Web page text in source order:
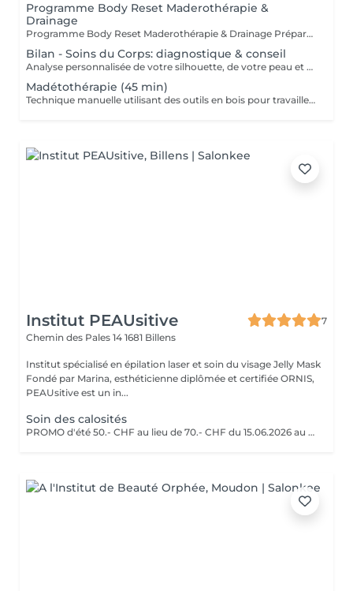
Programme Body Reset Maderothérapie &
Drainage
Programme Body Reset Maderothérapie & Drainage Préparez votre corps pour les beaux jours avec un programme complet de remodelage et de drainage comprend 3 zones. La première séance comprend une évaluation corporelle complète : analyse de la composition corporelle (masse grasse, masse osseuse, IMC, poids idéal), mesures en centimètres et évaluation du taux de carotène, afin de comprendre ce qui se passe à l'intérieur du corps. Parce que ce qui se passe à l'intérieur se reflète toujours à l'extérieur. Le programme inclut ensuite 10 séances de maderothérapie combinées au drainage lymphatique, réalisées 2 fois par semaine, pour stimuler la circulation, éliminer les toxines et affiner la silhouette. Valeur : 1100 CHF Prix du pack : 800 CHF Économie : 300 CHF
Bilan - Soins du Corps: diagnostique & conseil
Analyse personnalisée de votre silhouette, de votre peau et de vos objectifs. Ce bilan permet d'identifier vos besoins (cellulite, rétention d'eau, manque de fermeté) et de définir les zones à travailler. Vous êtes orientée vers le programme et les soins les plus adaptés pour des résultats efficaces. Une première étape essentielle pour structurer un accompagnement et optimiser vos résultats.
Madétothérapie (45 min)
Technique manuelle utilisant des outils en bois pour travailler les tissus en profondeur, stimuler la circulation et améliorer l'aspect de la peau. Travail ciblé sur 1 zone. Indications: Cellulite localisée Rétention d'eau Manque de tonicité Sensation de jambes lourdes Résultats: Peau plus lisse Zone plus tonifiée Amélioration de la circulation Sensation de légèreté Action du soin: Stimulation mécanique des tissus Activation de la circulation sanguine et lymphatique Mobilisation des zones ciblées Travail progressif recommandé en cure pour des résultats durables.
Institut PEAUsitive
7
Chemin des Pales 14 1681 Billens
Institut spécialisé en épilation laser et soin du visage Jelly Mask
Fondé par Marina, esthéticienne diplômée et certifiée ORNIS,
PEAUsitive est un in...
Soin des calosités
PROMO d'été 50.- CHF au lieu de 70.- CHF du 15.06.2026 au 08.07.2026